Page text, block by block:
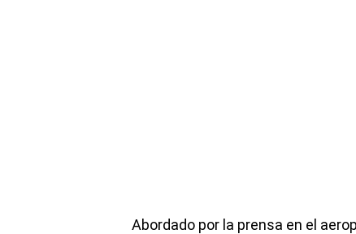
Abordado por la prensa en el